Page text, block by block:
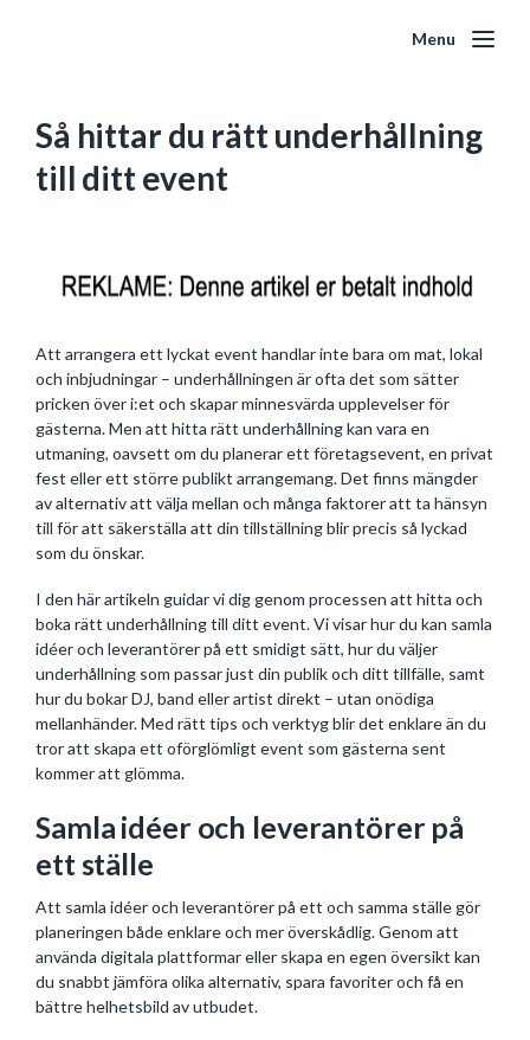
Menu
Så hittar du rätt underhållning
till ditt event
Att arrangera ett lyckat event handlar inte bara om mat, lokal
och inbjudningar – underhållningen är ofta det som sätter
pricken över i:et och skapar minnesvärda upplevelser för
gästerna. Men att hitta rätt underhållning kan vara en
utmaning, oavsett om du planerar ett företagsevent, en privat
fest eller ett större publikt arrangemang. Det finns mängder
av alternativ att välja mellan och många faktorer att ta hänsyn
till för att säkerställa att din tillställning blir precis så lyckad
som du önskar.
I den här artikeln guidar vi dig genom processen att hitta och
boka rätt underhållning till ditt event. Vi visar hur du kan samla
idéer och leverantörer på ett smidigt sätt, hur du väljer
underhållning som passar just din publik och ditt tillfälle, samt
hur du bokar DJ, band eller artist direkt – utan onödiga
mellanhänder. Med rätt tips och verktyg blir det enklare än du
tror att skapa ett oförglömligt event som gästerna sent
kommer att glömma.
Samla idéer och leverantörer på
ett ställe
Att samla idéer och leverantörer på ett och samma ställe gör
planeringen både enklare och mer överskådlig. Genom att
använda digitala plattformar eller skapa en egen översikt kan
du snabbt jämföra olika alternativ, spara favoriter och få en
bättre helhetsbild av utbudet.